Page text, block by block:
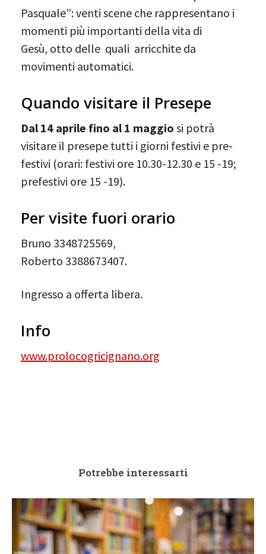
Pasquale”: venti scene che rappresentano i
momenti più importanti della vita di
Gesù, otto delle quali arricchite da
movimenti automatici.
Quando visitare il Presepe
Dal 14 aprile fino al 1 maggio si potrà
visitare il presepe tutti i giorni festivi e pre-
festivi (orari: festivi ore 10.30-12.30 e 15 -19;
prefestivi ore 15 -19).
Per visite fuori orario
Bruno 3348725569,
Roberto 3388673407.
Ingresso a offerta libera.
Info
www.prolocogricignano.org
Potrebbe interessarti